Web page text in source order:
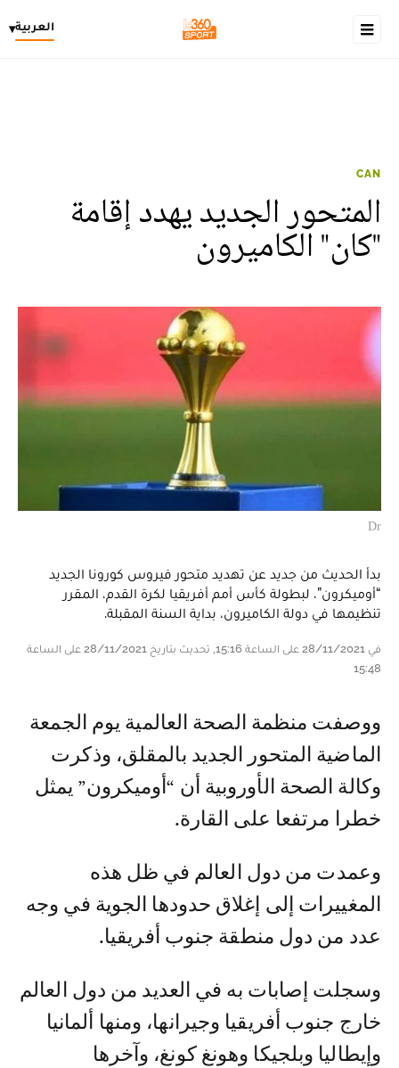
العربية▾
CAN
المتحور الجديد يهدد إقامة
"كان" الكاميرون
Dr
بدأ الحديث من جديد عن تهديد متحور فيروس كورونا الجديد
“أوميكرون”، لبطولة كأس أمم أفريقيا لكرة القدم، المقرر
تنظيمها في دولة الكاميرون، بداية السنة المقبلة.
في 28/11/2021 على الساعة 15:16, تحديث بتاريخ 28/11/2021 على الساعة
15:48
ووصفت منظمة الصحة العالمية يوم الجمعة
الماضية المتحور الجديد بالمقلق، وذكرت
وكالة الصحة الأوروبية أن “أوميكرون” يمثل
خطرا مرتفعا على القارة.
وعمدت من دول العالم في ظل هذه
المغييرات إلى إغلاق حدودها الجوية في وجه
عدد من دول منطقة جنوب أفريقيا.
وسجلت إصابات به في العديد من دول العالم
خارج جنوب أفريقيا وجيرانها، ومنها ألمانيا
وإيطاليا وبلجيكا وهونغ كونغ، وآخرها